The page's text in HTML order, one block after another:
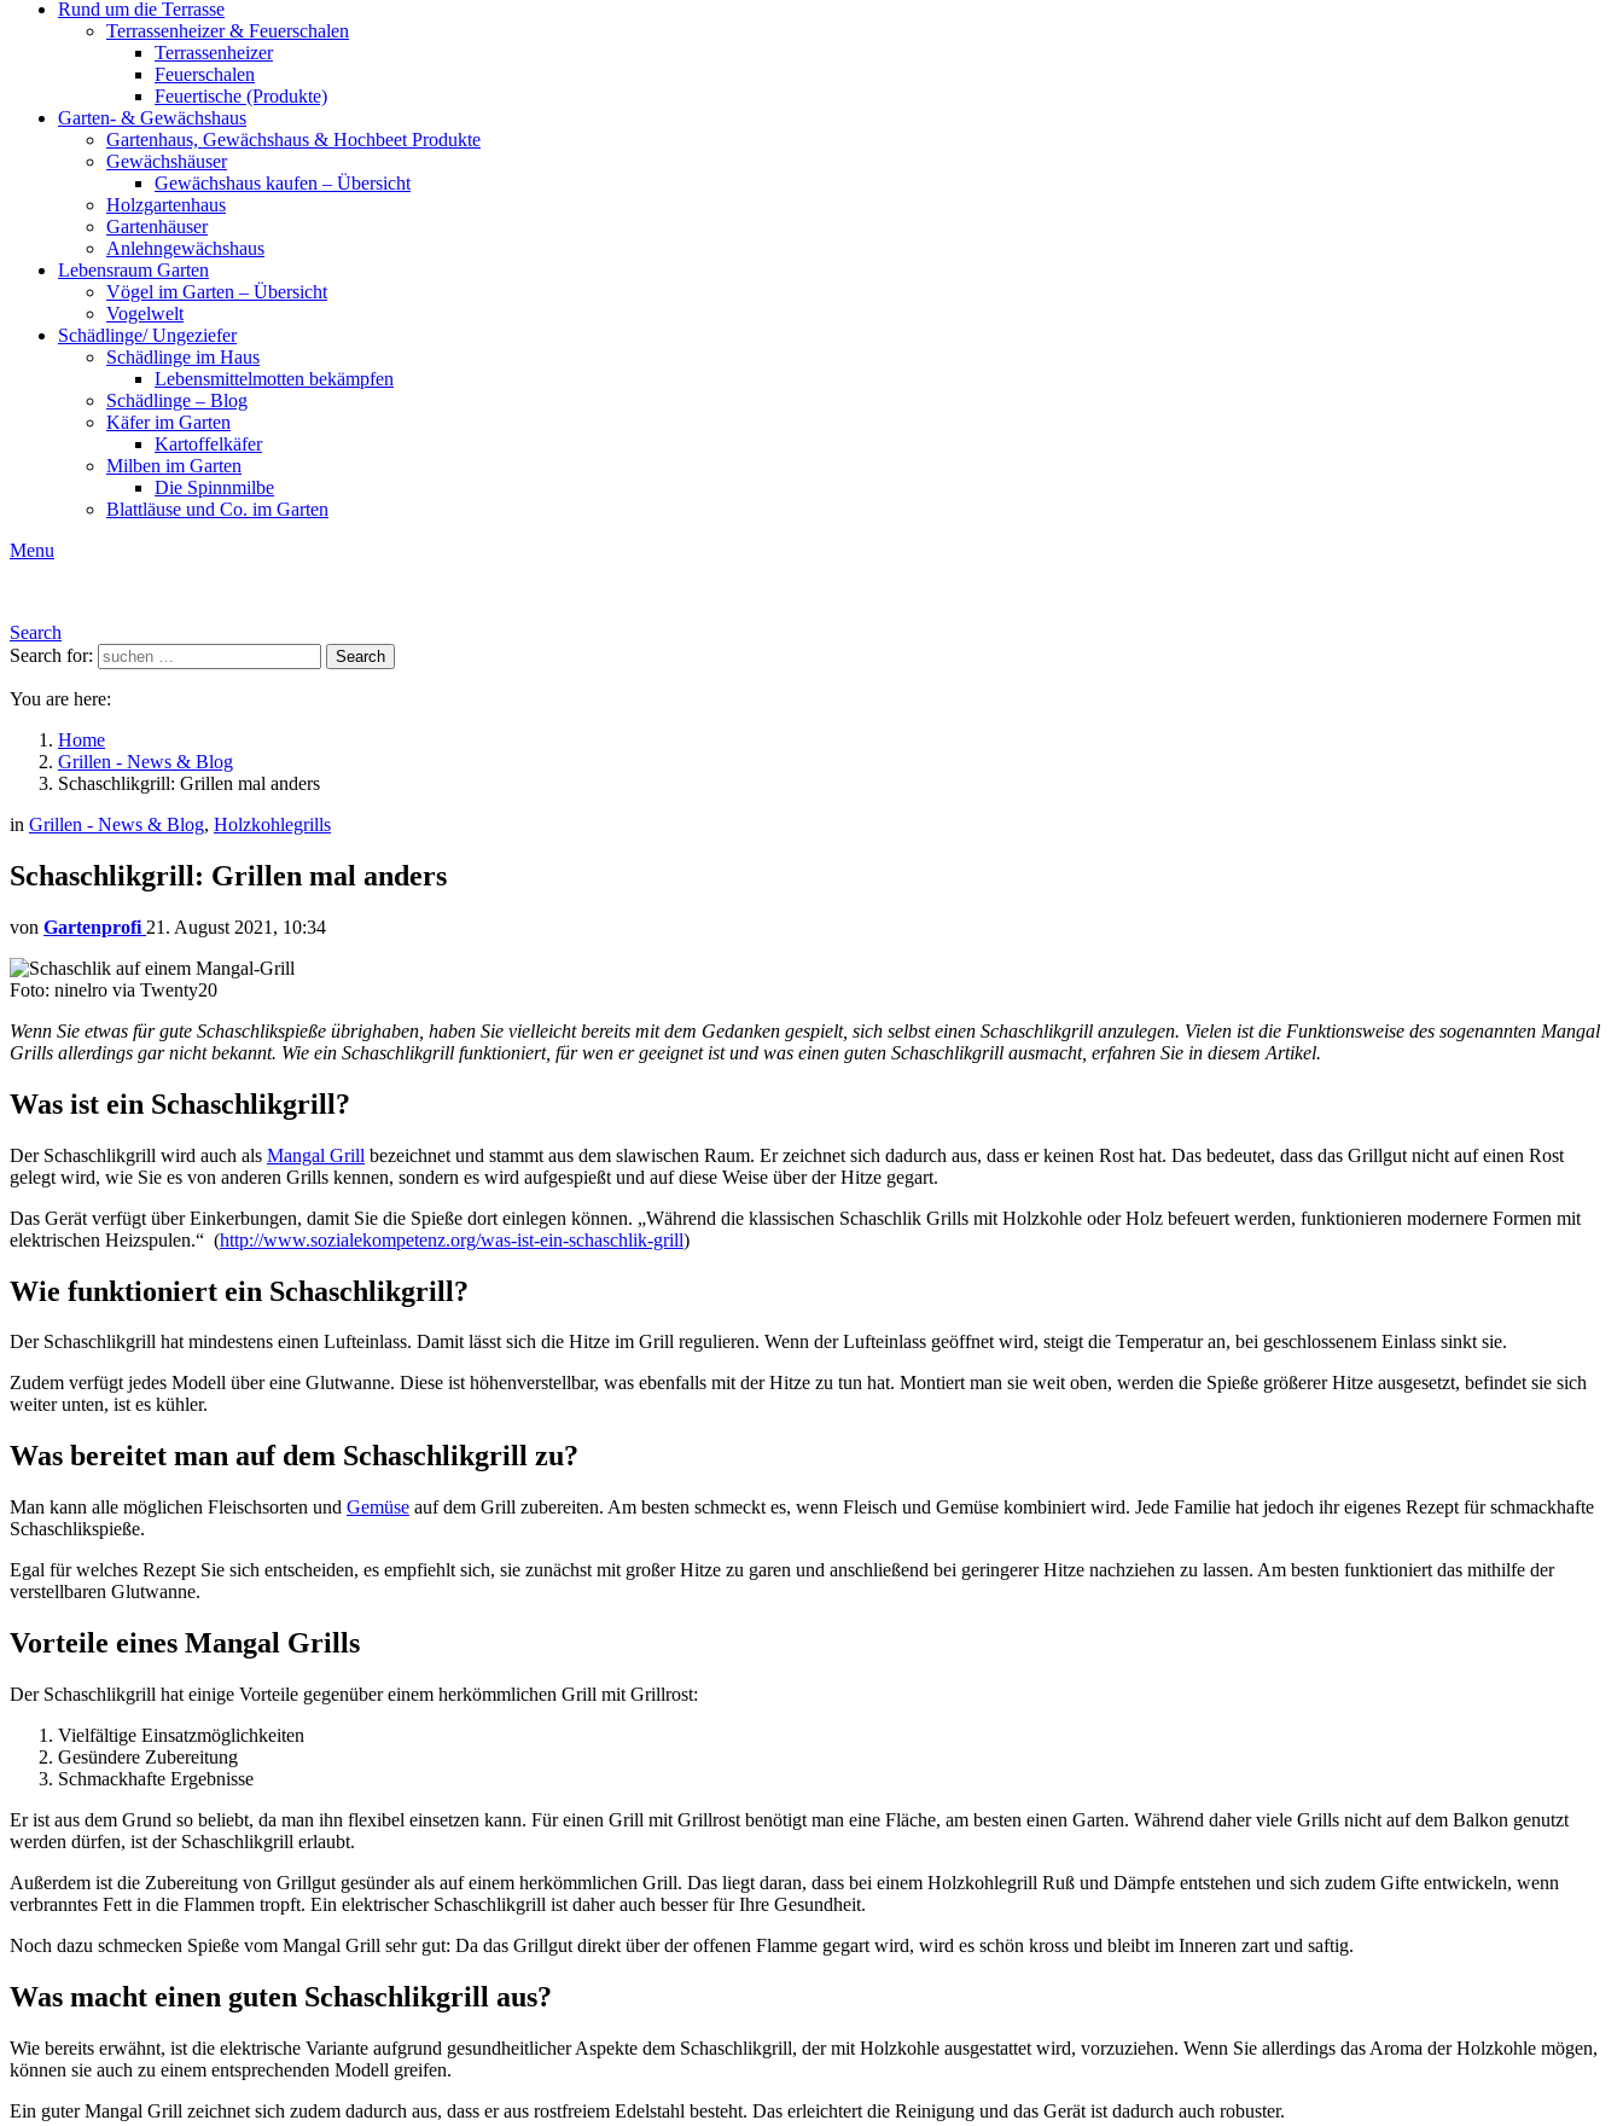
Rund um die Terrasse
Terrassenheizer & Feuerschalen
Terrassenheizer
Feuerschalen
Feuertische (Produkte)
Garten- & Gewächshaus
Gartenhaus, Gewächshaus & Hochbeet Produkte
Gewächshäuser
Gewächshaus kaufen – Übersicht
Holzgartenhaus
Gartenhäuser
Anlehngewächshaus
Lebensraum Garten
Vögel im Garten – Übersicht
Vogelwelt
Schädlinge/ Ungeziefer
Schädlinge im Haus
Lebensmittelmotten bekämpfen
Schädlinge – Blog
Käfer im Garten
Kartoffelkäfer
Milben im Garten
Die Spinnmilbe
Blattläuse und Co. im Garten
Menu
Search
Search for:
Search
You are here:
Home
Grillen - News & Blog
Schaschlikgrill: Grillen mal anders
in Grillen - News & Blog, Holzkohlegrills
Schaschlikgrill: Grillen mal anders
von Gartenprofi 21. August 2021, 10:34
Foto: ninelro via Twenty20
Wenn Sie etwas für gute Schaschlikspieße übrighaben, haben Sie vielleicht bereits mit dem Gedanken gespielt, sich selbst einen Schaschlikgrill anzulegen. Vielen ist die Funktionsweise des sogenannten Mangal
Grills allerdings gar nicht bekannt. Wie ein Schaschlikgrill funktioniert, für wen er geeignet ist und was einen guten Schaschlikgrill ausmacht, erfahren Sie in diesem Artikel.
Was ist ein Schaschlikgrill?
Der Schaschlikgrill wird auch als Mangal Grill bezeichnet und stammt aus dem slawischen Raum. Er zeichnet sich dadurch aus, dass er keinen Rost hat. Das bedeutet, dass das Grillgut nicht auf einen Rost
gelegt wird, wie Sie es von anderen Grills kennen, sondern es wird aufgespießt und auf diese Weise über der Hitze gegart.
Das Gerät verfügt über Einkerbungen, damit Sie die Spieße dort einlegen können. „Während die klassischen Schaschlik Grills mit Holzkohle oder Holz befeuert werden, funktionieren modernere Formen mit
elektrischen Heizspulen.“ (http://www.sozialekompetenz.org/was-ist-ein-schaschlik-grill)
Wie funktioniert ein Schaschlikgrill?
Der Schaschlikgrill hat mindestens einen Lufteinlass. Damit lässt sich die Hitze im Grill regulieren. Wenn der Lufteinlass geöffnet wird, steigt die Temperatur an, bei geschlossenem Einlass sinkt sie.
Zudem verfügt jedes Modell über eine Glutwanne. Diese ist höhenverstellbar, was ebenfalls mit der Hitze zu tun hat. Montiert man sie weit oben, werden die Spieße größerer Hitze ausgesetzt, befindet sie sich
weiter unten, ist es kühler.
Was bereitet man auf dem Schaschlikgrill zu?
Man kann alle möglichen Fleischsorten und Gemüse auf dem Grill zubereiten. Am besten schmeckt es, wenn Fleisch und Gemüse kombiniert wird. Jede Familie hat jedoch ihr eigenes Rezept für schmackhafte
Schaschlikspieße.
Egal für welches Rezept Sie sich entscheiden, es empfiehlt sich, sie zunächst mit großer Hitze zu garen und anschließend bei geringerer Hitze nachziehen zu lassen. Am besten funktioniert das mithilfe der
verstellbaren Glutwanne.
Vorteile eines Mangal Grills
Der Schaschlikgrill hat einige Vorteile gegenüber einem herkömmlichen Grill mit Grillrost:
Vielfältige Einsatzmöglichkeiten
Gesündere Zubereitung
Schmackhafte Ergebnisse
Er ist aus dem Grund so beliebt, da man ihn flexibel einsetzen kann. Für einen Grill mit Grillrost benötigt man eine Fläche, am besten einen Garten. Während daher viele Grills nicht auf dem Balkon genutzt
werden dürfen, ist der Schaschlikgrill erlaubt.
Außerdem ist die Zubereitung von Grillgut gesünder als auf einem herkömmlichen Grill. Das liegt daran, dass bei einem Holzkohlegrill Ruß und Dämpfe entstehen und sich zudem Gifte entwickeln, wenn
verbranntes Fett in die Flammen tropft. Ein elektrischer Schaschlikgrill ist daher auch besser für Ihre Gesundheit.
Noch dazu schmecken Spieße vom Mangal Grill sehr gut: Da das Grillgut direkt über der offenen Flamme gegart wird, wird es schön kross und bleibt im Inneren zart und saftig.
Was macht einen guten Schaschlikgrill aus?
Wie bereits erwähnt, ist die elektrische Variante aufgrund gesundheitlicher Aspekte dem Schaschlikgrill, der mit Holzkohle ausgestattet wird, vorzuziehen. Wenn Sie allerdings das Aroma der Holzkohle mögen,
können sie auch zu einem entsprechenden Modell greifen.
Ein guter Mangal Grill zeichnet sich zudem dadurch aus, dass er aus rostfreiem Edelstahl besteht. Das erleichtert die Reinigung und das Gerät ist dadurch auch robuster.